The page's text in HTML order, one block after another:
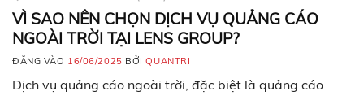
VÌ SAO NÊN CHỌN DỊCH VỤ QUẢNG CÁO
NGOÀI TRỜI TẠI LENS GROUP?
ĐĂNG VÀO 16/06/2025 BỞIQUANTRI
Dịch vụ quảng cáo ngoài trời, đặc biệt là quảng cáo